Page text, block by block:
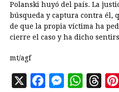
Polanski huyó del país. La
búsqueda y captura contra él,
de que la propia víctima ha
cierre el caso y ha dicho
mt/agf
X
M
W